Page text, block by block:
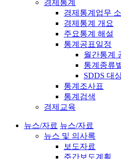
경제통계
경제통계업무
경제통계 개요
주요통계 해설
통계공표일정
월간통계
통계종류
SDDS 대
통계조사표
통계검색
경제교육
뉴스/자료 뉴스/자료
뉴스 및 의사록
보도자료
주간보도계획